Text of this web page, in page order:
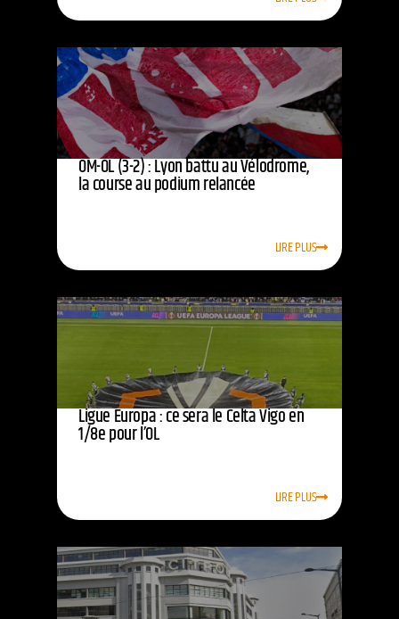
OM-OL (3-2) : Lyon battu au Vélodrome,
la course au podium relancée
LIRE PLUS
Ligue Europa : ce sera le Celta Vigo en
1/8e pour l’OL
LIRE PLUS